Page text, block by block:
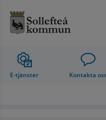
E-tjänster Kontakta